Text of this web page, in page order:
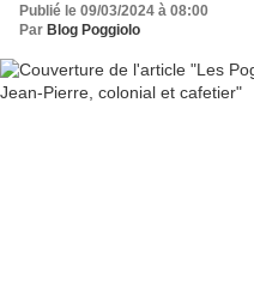
Publié le 09/03/2024 à 08:00
Par Blog Poggiolo